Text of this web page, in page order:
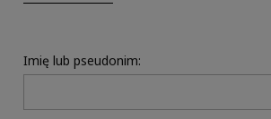
Imię lub pseudonim: